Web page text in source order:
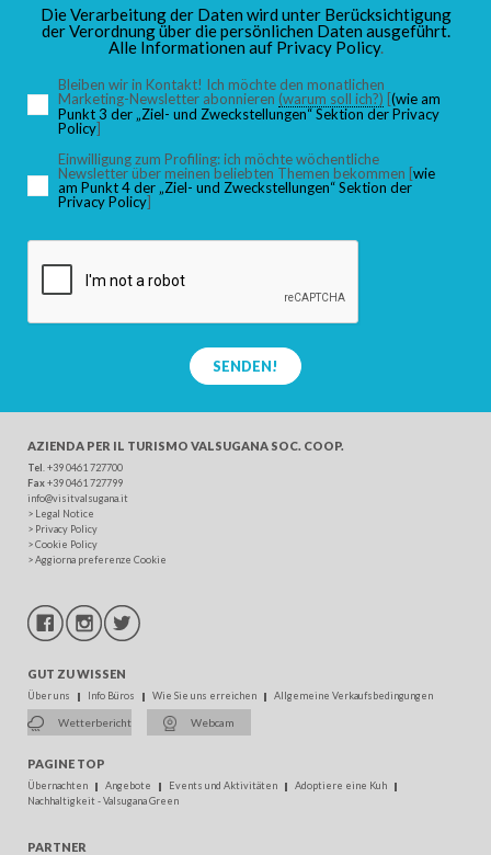
KINDER
Die Verarbeitung der Daten wird unter Berücksichtigung
der Verordnung über die persönlichen Daten ausgeführt.
Alle Informationen auf Privacy Policy.
Bleiben wir in Kontakt! Ich möchte den monatlichen
Marketing-Newsletter abonnieren (warum soll ich?) [(wie am
Punkt 3 der „Ziel- und Zweckstellungen“ Sektion der Privacy
Policy]
Einwilligung zum Profiling: ich möchte wöchentliche
Newsletter über meinen beliebten Themen bekommen [wie
am Punkt 4 der „Ziel- und Zweckstellungen“ Sektion der
Privacy Policy]
SENDEN!
AZIENDA PER IL TURISMO VALSUGANA SOC. COOP.
Tel . +39 0461 727700
Fax+39 0461 727799
info@visitvalsugana.it
> Legal Notice
> Privacy Policy
>Cookie Policy
>Aggiorna preferenze Cookie
GUT ZU WISSEN
Über uns Info Büros Wie Sie uns erreichen Allgemeine Verkaufsbedingungen
Wetterbericht Webcam
PAGINE TOP
Übernachten Angebote Events und Aktivitäten
Adoptiere eine Kuh
Nachhaltigkeit - Valsugana Green
PARTNER